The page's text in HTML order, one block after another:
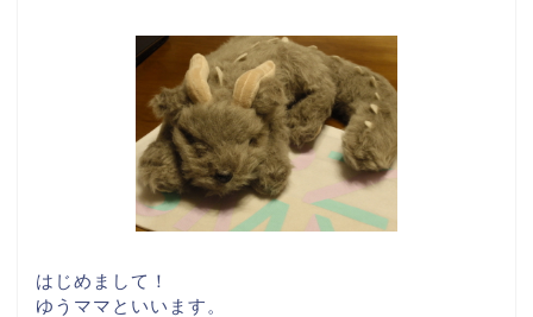
はじめまして！
ゆうママといいます。